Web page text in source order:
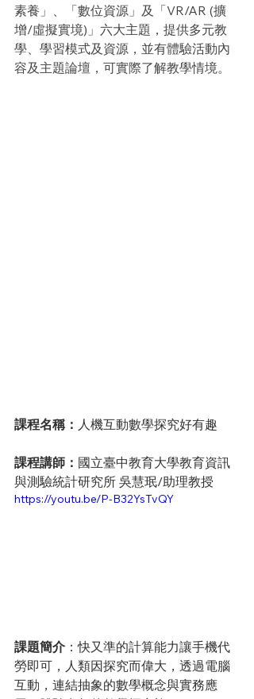
素養」、「數位資源」及「VR/AR (擴
增/虛擬實境)」六大主題，提供多元教
學、學習模式及資源，並有體驗活動內
容及主題論壇，可實際了解教學情境。
課程名稱： 人機互動數學探究好有趣
課程講師： 國立臺中教育大學教育資訊
與測驗統計研究所 吳慧珉/助理教授
https://youtu.be/P-B32YsTvQY
課題簡介 ：快又準的計算能力讓手機代
勞即可，人類因探究而偉大，透過電腦
互動，連結抽象的數學概念與實務應